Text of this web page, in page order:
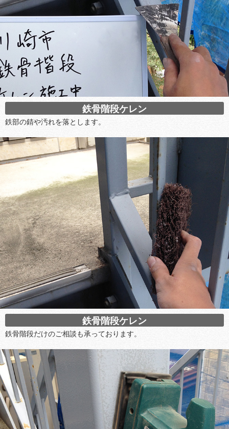
鉄骨階段ケレン
鉄部の錆や汚れを落とします。
鉄骨階段ケレン
鉄骨階段だけのご相談も承っております。